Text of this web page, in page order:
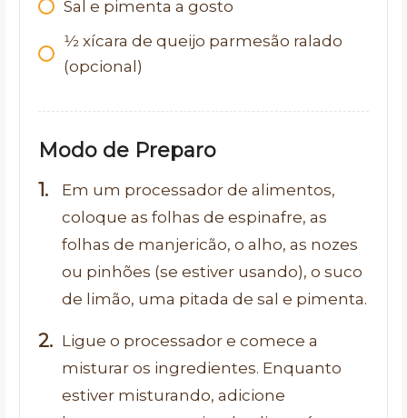
Sal e pimenta a gosto
1⁄2 xícara de queijo parmesão ralado
(opcional)
Modo de Preparo
Em um processador de alimentos,
coloque as folhas de espinafre, as
folhas de manjericão, o alho, as nozes
ou pinhões (se estiver usando), o suco
de limão, uma pitada de sal e pimenta.
Ligue o processador e comece a
misturar os ingredientes. Enquanto
estiver misturando, adicione